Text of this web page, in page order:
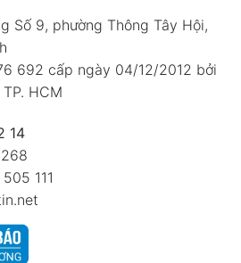
Số 9, phường Thông Tây Hội,
692 cấp ngày 04/12/2012 bởi
HCM
14
111